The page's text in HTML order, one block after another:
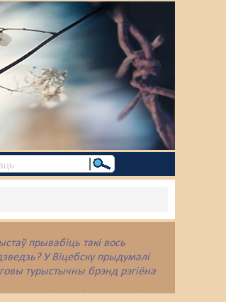
прывабіць такі вось
У Віцебску прыдумалі
турыстычны брэнд рэгіёна